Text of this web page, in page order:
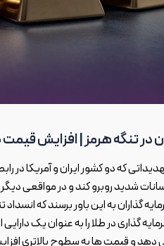
در تنگه هرمز | افزایش قیمت
که دو کشور ایران و آمریکا در
شدید روبرو کند و در مواقعی
گذاران به این باور برسند که
گذاری در طلا را به عنوان یک
و قیمت ها به سطوح بالاتری